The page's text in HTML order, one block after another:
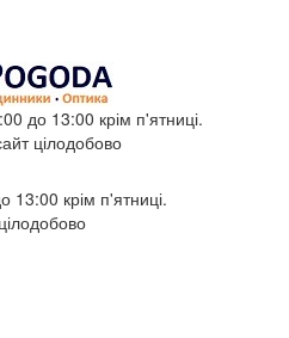
до 13:00 крім п'ятниці.
цілодобово
13:00 крім п'ятниці.